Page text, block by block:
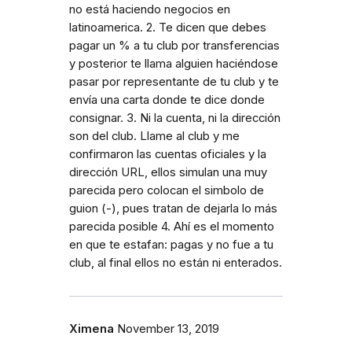
no está haciendo negocios en
latinoamerica. 2. Te dicen que debes
pagar un % a tu club por transferencias
y posterior te llama alguien haciéndose
pasar por representante de tu club y te
envía una carta donde te dice donde
consignar. 3. Ni la cuenta, ni la dirección
son del club. Llame al club y me
confirmaron las cuentas oficiales y la
dirección URL, ellos simulan una muy
parecida pero colocan el simbolo de
guion (-), pues tratan de dejarla lo más
parecida posible 4. Ahí es el momento
en que te estafan: pagas y no fue a tu
club, al final ellos no están ni enterados.
Ximena November 13, 2019